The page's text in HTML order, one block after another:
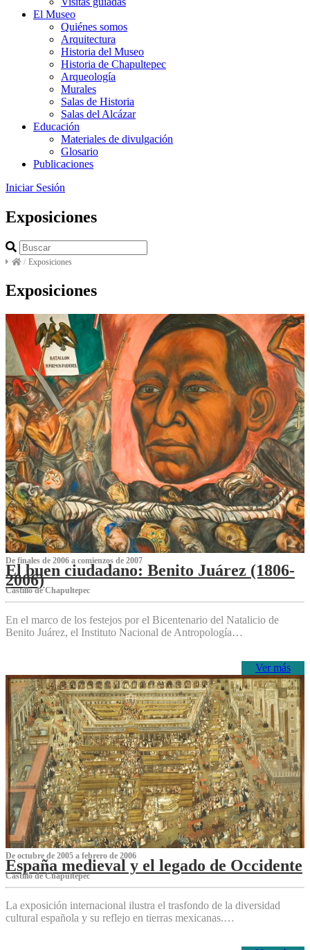
El Museo
Quiénes somos
Arquitectura
Historia del Museo
Historia de Chapultepec
Arqueología
Murales
Salas de Historia
Salas del Alcázar
Educación
Materiales de divulgación
Glosario
Publicaciones
Iniciar Sesión
Exposiciones
/ Exposiciones
Exposiciones
De finales de 2006 a comienzos de 2007
El buen ciudadano: Benito Juárez (1806-
2006)
Castillo de Chapultepec
En el marco de los festejos por el Bicentenario del Natalicio de
Benito Juárez, el Instituto Nacional de Antropología…
Ver más
De octubre de 2005 a febrero de 2006
España medieval y el legado de Occidente
Castillo de Chapultepec
La exposición internacional ilustra el trasfondo de la diversidad
cultural española y su reflejo en tierras mexicanas.…